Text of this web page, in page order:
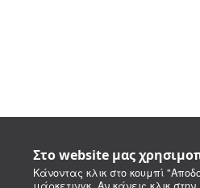
Στο website μας
Κάνοντας κλικ στο κουμπί